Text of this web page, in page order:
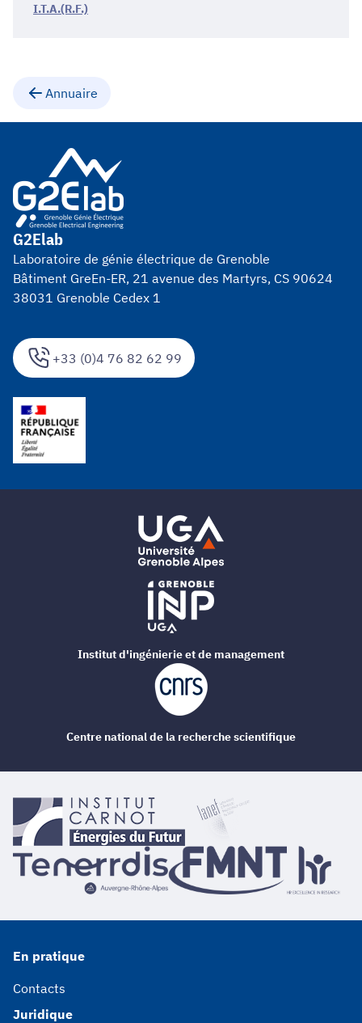
I.T.A.(R.F.)
Annuaire
+33 (0)4 76 82 62 99
G2Elab
Laboratoire de génie électrique de Grenoble
Bâtiment GreEn-ER, 21 avenue des Martyrs, CS 90624
38031 Grenoble Cedex 1
En pratique
Contacts
Juridique
Institut d'ingénierie et de management
Centre national de la recherche scientifique